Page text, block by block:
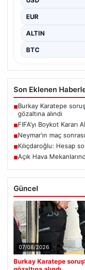
Infantino’nun
EUR
ALTIN
BTC
Son Eklenen
■Burkay Karatepe
gözaltına alındı
■FIFA’yı Boykot Kararı
■Neymar’ın maç
■Kılıçdaroğlu: Hesap
■Açık Hava
Güncel
07/08/2026
Burkay Karatepe